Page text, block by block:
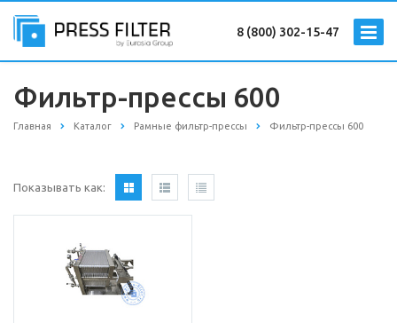
8 (800) 302-15-47
Фильтр-прессы 600
Главная Каталог Рамные фильтр-прессы Фильтр-прессы 600
Показывать как: